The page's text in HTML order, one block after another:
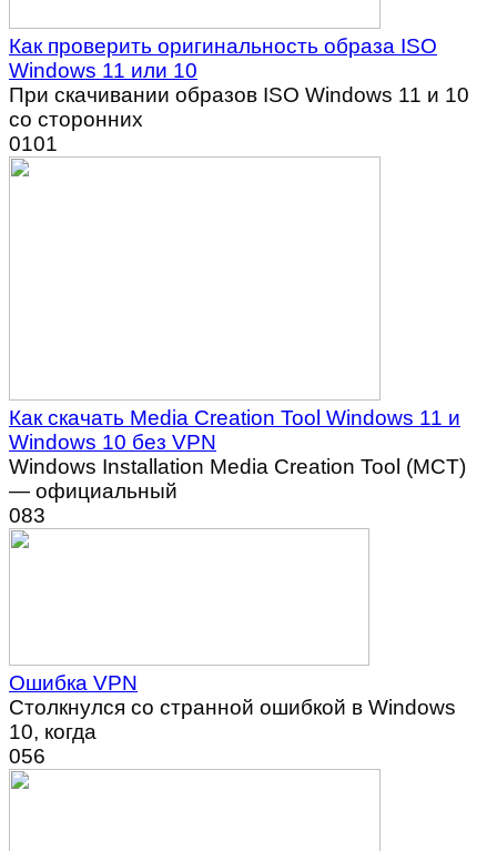
Как проверить оригинальность образа ISO
Windows 11 или 10
При скачивании образов ISO Windows 11 и 10
со сторонних
0101
Как скачать Media Creation Tool Windows 11 и
Windows 10 без VPN
Windows Installation Media Creation Tool (MCT)
— официальный
083
Ошибка VPN
Столкнулся со странной ошибкой в Windows
10, когда
056